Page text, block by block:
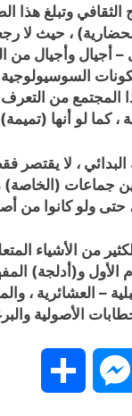
وتبلغ
، حيث لا
وأجيال من
المجتمع من
، كما لو أنها
، لا
جماعات
حتى ولو كانوا من
من الأشياء
و(أدلجة)
– العشائرية ،
الأصولية
Messenger